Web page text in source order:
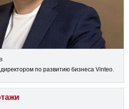
по развитию бизнеса Vinteo.